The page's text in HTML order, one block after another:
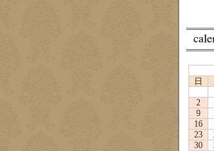
日
2
9
16
23
30